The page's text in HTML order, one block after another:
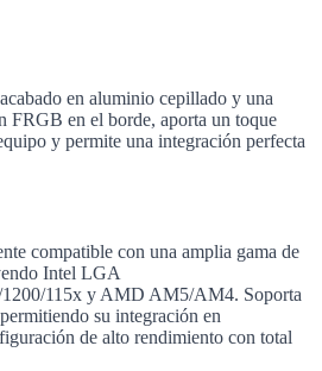
en aluminio cepillado y una
FRGB en el borde, aporta un toque
y permite una integración perfecta
compatible con una amplia gama de
Intel LGA
1200/115x y AMD AM5/AM4. Soporta
su integración en
de alto rendimiento con total